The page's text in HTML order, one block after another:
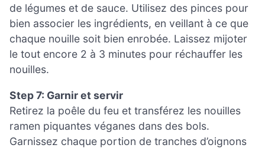
de légumes et de sauce. Utilisez des pinces pour
bien associer les ingrédients, en veillant à ce que
chaque nouille soit bien enrobée. Laissez mijoter
le tout encore 2 à 3 minutes pour réchauffer les
nouilles.
Step 7: Garnir et servir
Retirez la poêle du feu et transférez les nouilles
ramen piquantes véganes dans des bols.
Garnissez chaque portion de tranches d’oignons